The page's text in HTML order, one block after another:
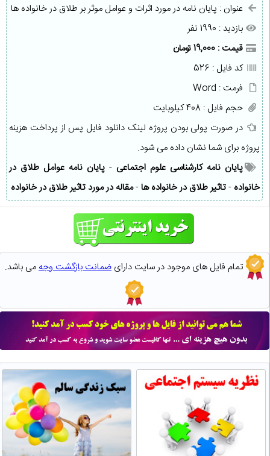
عنوان : پایان نامه در مورد اثرات و عوامل موثر بر طلاق در خانواده ها
بازدید : 1990 نفر
قیمت : 19,000 تومان
کد فایل : 526
فرمت : Word
حجم فایل : 408 کیلوبایت
در صورت پولی بودن پروژه لینک دانلود فایل پس از پرداخت هزینه
پروژه برای شما نشان داده می شود.
پایان نامه کارشناسی علوم اجتماعی- پایان نامه عوامل طلاق در
خانواده-تاثیر طلاق در خانواده ها-مقاله در مورد تاثیر طلاق در خانواده
تمام فایل های موجود در سایت دارای ضمانت بازگشت وجهمی باشد.